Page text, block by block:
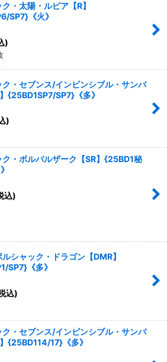
・太陽・ルピア【R】
SP7}《火》
)
ク・セブンス/インビンシブル・サンバ
{25BD1SP7/SP7}《多》
)
ク・ボルバルザーク【SR】{25BD1秘
込)
シャック・ドラゴン【DMR】
SP7}《多》
込)
ク・セブンス/インビンシブル・サンバ
{25BD114/17}《多》